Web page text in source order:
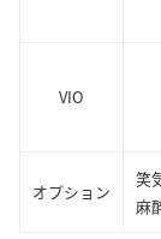
VIO
オプション
笑
麻